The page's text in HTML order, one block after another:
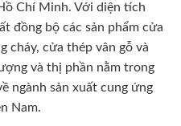
Chí Minh. Với diện tích
đồng bộ các sản phẩm cửa
cháy, cửa thép vân gỗ và
và thị phần nằm trong
ngành sản xuất cung ứng
Nam.